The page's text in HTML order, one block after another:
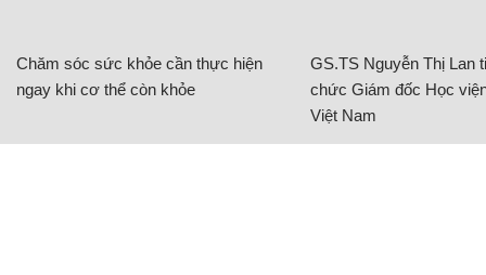
Chăm sóc sức khỏe cần thực hiện
ngay khi cơ thể còn khỏe
GS.TS Nguyễn Thị Lan
chức Giám đốc Học
Việt Nam